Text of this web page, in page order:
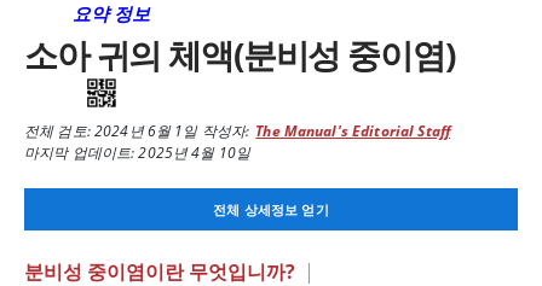
요약 정보
소아 귀의 체액(분비성 중이염)
전체 검토:2024년 6월 1일작성자: The Manual's Editorial Staff
마지막 업데이트: 2025년 4월 10일
전체 상세정보 얻기
분비성 중이염이란 무엇입니까? |